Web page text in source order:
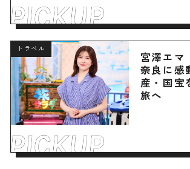
トラベル
宮澤エ
奈良に感
産・国宝
旅へ